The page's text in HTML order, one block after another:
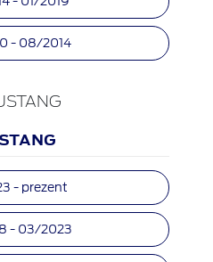
- 08/2014
- prezent
- 03/2023